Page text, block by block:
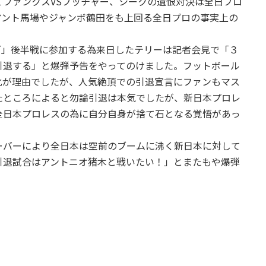
ト馬場やジャンボ鶴田をも上回る全日プロの事実上の
後半戦に参加する為来日したテリーは記者会見で「３
する」と爆弾予告をやってのけました。フットボール
理由でしたが、人気絶頂での引退宣言にファンもマス
ころによると勿論引退は本気でしたが、新日本プロレ
本プロレスの為に自分自身が捨て石となる覚悟があっ
ーにより全日本は空前のブームに沸く新日本に対して
試合はアントニオ猪木と戦いたい！」とまたもや爆弾